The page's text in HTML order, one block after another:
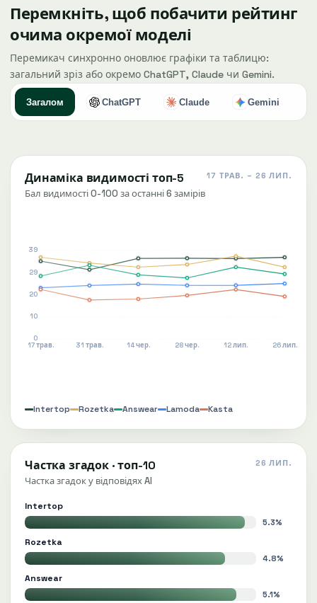
Перемкніть, щоб побачити рейтинг
очима окремої моделі
Перемикач синхронно оновлює графіки та таблицю:
загальний зріз або окремо ChatGPT, Claude чи Gemini.
Загалом ChatGPT Claude Gemini
Динаміка видимості топ-5
Бал видимості 0-100 за останні 6 замірів
17 ТРАВ. – 26 ЛИП.
0
10
20
29
39
17 трав. 31 трав. 14 чер. 28 чер. 12 лип. 26 лип.
Intertop Rozetka Answear Lamoda Kasta
Частка згадок · топ-10
Частка згадок у відповідях AI
26 ЛИП.
Intertop
5.3%
Rozetka
4.8%
Answear
5.1%